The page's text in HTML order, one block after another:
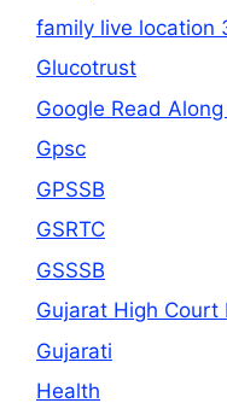
family live location
Glucotrust
Google Read
Gpsc
GPSSB
GSRTC
GSSSB
Gujarat High Court
Gujarati
Health